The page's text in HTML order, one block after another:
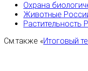
Охрана
Животные
Растительность
См.также «Итоговый